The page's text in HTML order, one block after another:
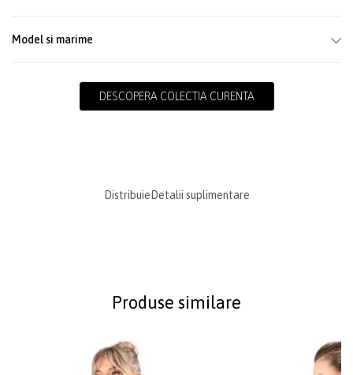
Model si marime
DESCOPERA COLECTIA CURENTA
Distribuie Detalii suplimentare
Produse similare